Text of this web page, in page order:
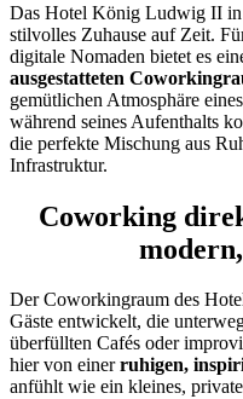
Das Hotel König Ludwig II in
stilvolles Zuhause auf Zeit.
digitale Nomaden bietet es
ausgestatteten
gemütlichen Atmosphäre
während seines Aufenthalts
die perfekte Mischung aus
Infrastruktur.
Coworking
Der Coworkingraum des
Gäste entwickelt, die
überfüllten Cafés oder
hier von einerruhigen,
anfühlt wie ein kleines,